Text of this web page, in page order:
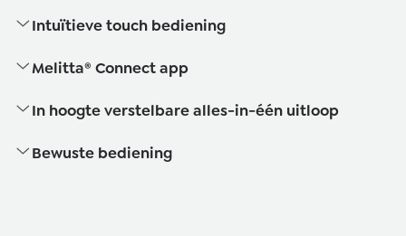
Intuïtieve touch bediening
Melitta® Connect app
In hoogte verstelbare alles-in-één uitloop
Bewuste bediening